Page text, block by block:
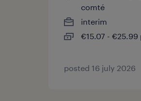
comté
interim
€15.07 - €25.99
posted 16 july 2026